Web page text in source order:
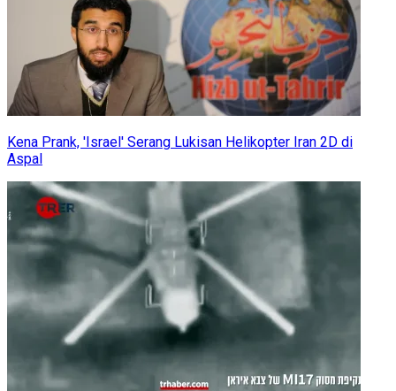
Kena Prank, 'Israel' Serang Lukisan Helikopter Iran 2D di
Aspal